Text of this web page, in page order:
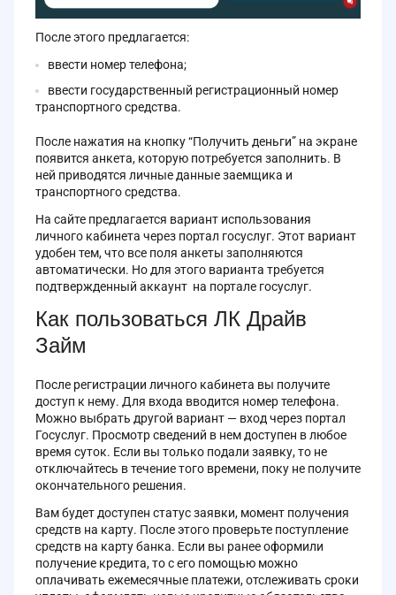
После этого предлагается:
ввести номер телефона;
ввести государственный регистрационный номер
транспортного средства.
После нажатия на кнопку “Получить деньги” на экране
появится анкета, которую потребуется заполнить. В
ней приводятся личные данные заемщика и
транспортного средства.
На сайте предлагается вариант использования
личного кабинета через портал госуслуг. Этот вариант
удобен тем, что все поля анкеты заполняются
автоматически. Но для этого варианта требуется
подтвержденный аккаунт на портале госуслуг.
Как пользоваться ЛК Драйв
Займ
После регистрации личного кабинета вы получите
доступ к нему. Для входа вводится номер телефона.
Можно выбрать другой вариант — вход через портал
Госуслуг. Просмотр сведений в нем доступен в любое
время суток. Если вы только подали заявку, то не
отключайтесь в течение того времени, поку не получите
окончательного решения.
Вам будет доступен статус заявки, момент получения
средств на карту. После этого проверьте поступление
средств на карту банка. Если вы ранее оформили
получение кредита, то с его помощью можно
оплачивать ежемесячные платежи, отслеживать сроки